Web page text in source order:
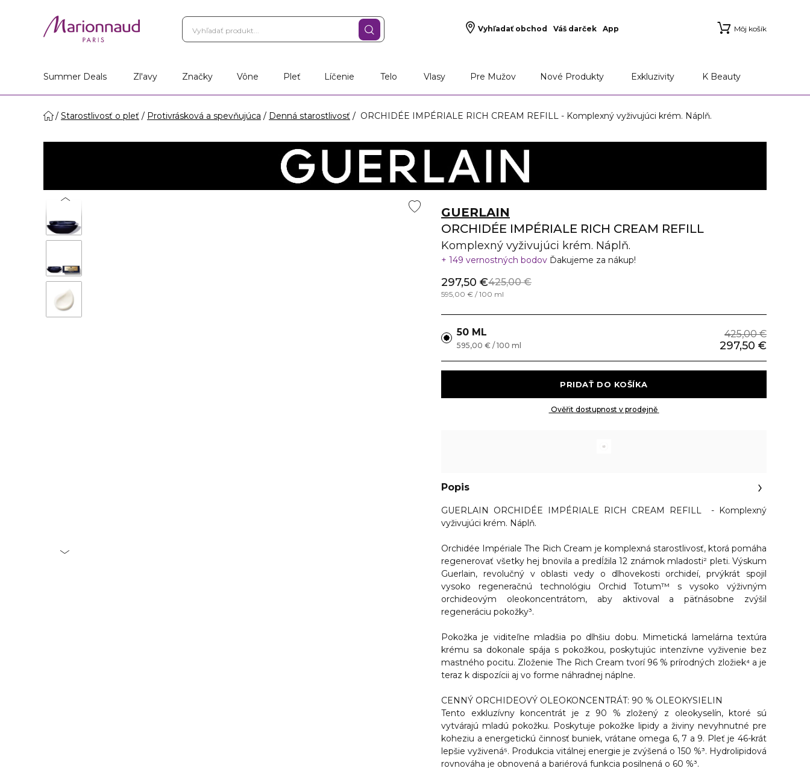
Vyhľadať obchod Váš darček App Môj košík
Summer Deals Zl'avy Značky Vône Pleť Líčenie Telo Vlasy Pre Mužov Nové Produkty Exkluzivity K Beauty
Starostlivosť o pleť Protivrásková a spevňujúca Denná starostlivosť ORCHIDÉE IMPÉRIALE RICH CREAM REFILL - Komplexný vyživujúci krém. Náplň.
GUERLAIN
ORCHIDÉE IMPÉRIALE RICH CREAM REFILL
Komplexný vyživujúci krém. Náplň.
149 vernostných bodov Ďakujeme za nákup!
297,50 €425,00 €
595,00 € / 100 ml
50 ML 425,00 €
297,50 €
595,00 € / 100 ml
Ověřit dostupnost v prodejně
Popis
GUERLAIN ORCHIDÉE IMPÉRIALE RICH CREAM REFILL - Komplexný
vyživujúci krém. Náplň.
Orchidée Impériale The Rich Cream je komplexná starostlivosť, ktorá pomáha
regenerovať všetky hej bnovila a predĺžila 12 známok mladosti² pleti. Výskum
Guerlain, revolučný v oblasti vedy o dlhovekosti orchideí, prvýkrát spojil
vysoko regeneračnú technológiu Orchid Totum™ s vysoko výživným
orchideovým oleokoncentrátom, aby aktivoval a päťnásobne zvýšil
regeneráciu pokožky³.
Pokožka je viditeľne mladšia po dlhšiu dobu. Mimetická lamelárna textúra
krému sa dokonale spája s pokožkou, poskytujúc intenzívne vyživenie bez
mastného pocitu. Zloženie The Rich Cream tvorí 96 % prírodných zložiek⁴ a je
teraz k dispozícii aj vo forme náhradnej náplne.
CENNÝ ORCHIDEOVÝ OLEOKONCENTRÁT: 90 % OLEOKYSIELIN
Tento exkluzívny koncentrát je z 90 % zložený z oleokyselín, ktoré sú
vytvárajú mladú pokožku. Poskytuje pokožke lipidy a živiny nevyhnutné pre
koheziu a energetickú činnosť buniek, vrátane omega 6, 7 a 9. Pleť je 46-krát
lepšie vyživená⁵. Produkcia vitálnej energie je zvýšená o 150 %³. Hydrolipidová
rovnováha je obnovená a bariérová funkcia posilnená o 60 %³.